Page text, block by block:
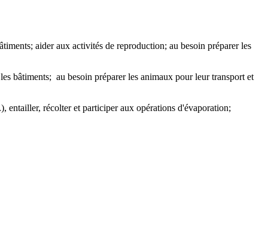
aider aux activités de reproduction; au besoin préparer les
bâtiments; au besoin préparer les animaux pour leur transport et
entailler, récolter et participer aux opérations d'évaporation;